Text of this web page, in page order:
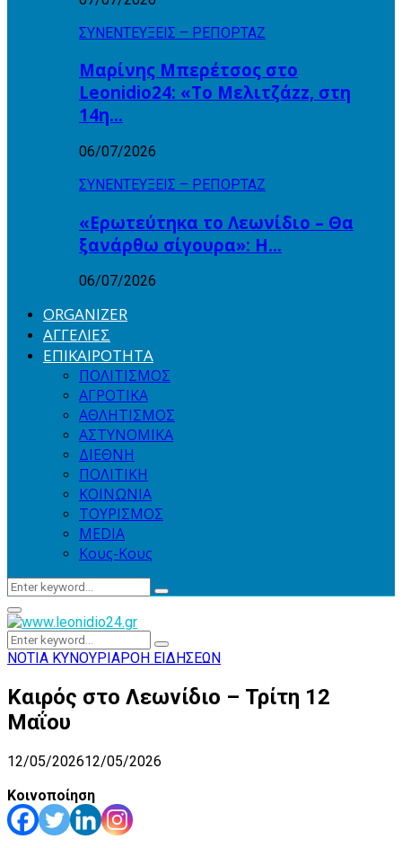
ΣΥΝΕΝΤΕΥΞΕΙΣ – ΡΕΠΟΡΤΑΖ
Μαρίνης Μπερέτσος στο
Leonidio24: «Το Μελιτζάzz, στη
14η…
06/07/2026
ΣΥΝΕΝΤΕΥΞΕΙΣ – ΡΕΠΟΡΤΑΖ
«Ερωτεύτηκα το Λεωνίδιο – Θα
ξανάρθω σίγουρα»: Η…
06/07/2026
ORGANIZER
ΑΓΓΕΛΙΕΣ
ΕΠΙΚΑΙΡΟΤΗΤΑ
ΠΟΛΙΤΙΣΜΟΣ
ΑΓΡΟΤΙΚΑ
ΑΘΛΗΤΙΣΜΟΣ
ΑΣΤΥΝΟΜΙΚΑ
ΔΙΕΘΝΗ
ΠΟΛΙΤΙΚΗ
ΚΟΙΝΩΝΙΑ
ΤΟΥΡΙΣΜΟΣ
MEDIA
Κους-Κους
Search
Search
Primary
Menu
Search
for:
Search
ΝΟΤΙΑ ΚΥΝΟΥΡΙΑΡΟΗ ΕΙΔΗΣΕΩΝ
Καιρός στο Λεωνίδιο – Τρίτη 12
Μαΐου
12/05/202612/05/2026
Κοινοποίηση